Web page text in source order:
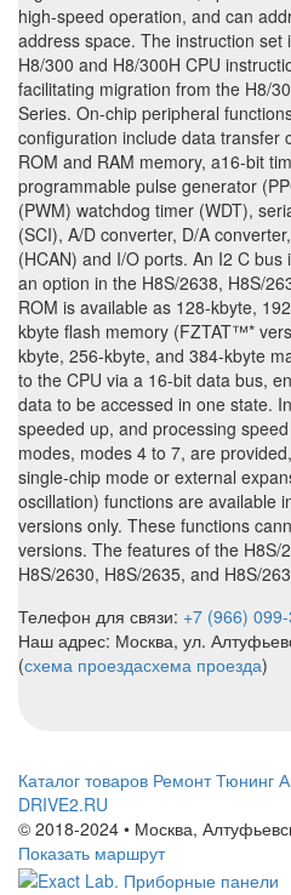
high-speed operation, and can
address space. The instruction set
H8/300 and H8/300H CPU
facilitating migration from the H8/
Series. On-chip peripheral
configuration include data transfer
ROM and RAM memory, a16-bit
programmable pulse generator
(PWM) watchdog timer (WDT),
(SCI), A/D converter, D/A
(HCAN) and I/O ports. An I2 C
an option in the H8S/2638, H8S/
ROM is available as 128-kbyte,
kbyte flash memory (FZTAT™*
kbyte, 256-kbyte, and 384-kbyte
to the CPU via a 16-bit data bus,
data to be accessed in one state.
speeded up, and processing
modes, modes 4 to 7, are
single-chip mode or external
oscillation) functions are available
versions only. These functions
versions. The features of the H8S/
H8S/2630, H8S/2635, and H8S/
Телефон для связи: +7 (966)
Наш адрес: Москва, ул.
(схема проездасхема проезда)
Каталог товаров Ремонт Тюнинг
DRIVE2.RU
© 2018-2024 • Москва,
Показать маршрут